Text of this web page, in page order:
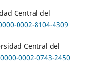
Central del
0002-8104-4309
Central del
0002-0743-2450